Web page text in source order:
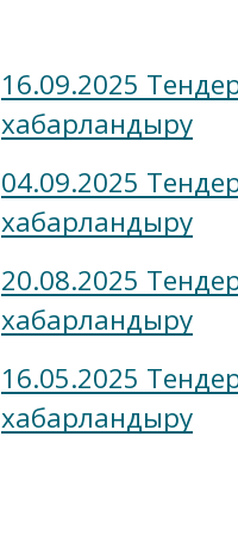
16.09.2025
хабарландыру
04.09.2025
хабарландыру
20.08.2025
хабарландыру
16.05.2025
хабарландыру